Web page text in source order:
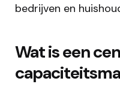
bedrijven en
Wat is een